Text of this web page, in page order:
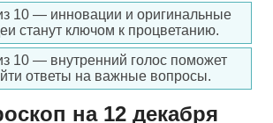
10 — инновации и оригинальные
станут ключом к процветанию.
10 — внутренний голос поможет
ответы на важные вопросы.
на 12 декабря